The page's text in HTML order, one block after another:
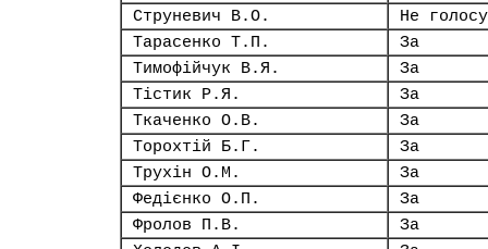
Струневич В.О.
Не
Тарасенко Т.П.
За
Тимофійчук В.Я.
За
Тістик Р.Я.
За
Ткаченко О.В.
За
Торохтій Б.Г.
За
Трухін О.М.
За
Федієнко О.П.
За
Фролов П.В.
За